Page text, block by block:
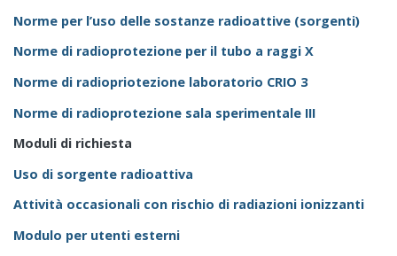
Norme per l’uso delle sostanze radioattive (sorgenti)
Norme di radioprotezione per il tubo a raggi X
Norme di radiopriotezione laboratorio CRIO 3
Norme di radioprotezione sala sperimentale III
Moduli di richiesta
Uso di sorgente radioattiva
Attività occasionali con rischio di radiazioni ionizzanti
Modulo per utenti esterni